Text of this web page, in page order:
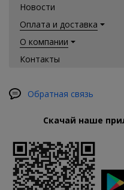
Новости
Оплата и доставка
О компании
Контакты
Обратная связь
Скачай наше